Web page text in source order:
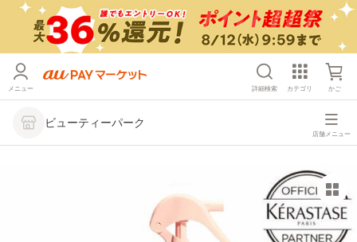
メニュー 詳細検索 カテゴリ かご
ビューティーパーク
店舗メニュー